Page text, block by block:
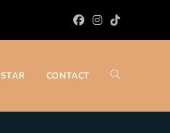
STAR CONTACT Toggle